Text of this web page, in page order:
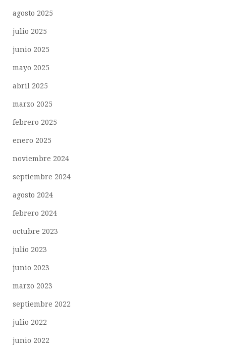
agosto 2025
julio 2025
junio 2025
mayo 2025
abril 2025
marzo 2025
febrero 2025
enero 2025
noviembre 2024
septiembre 2024
agosto 2024
febrero 2024
octubre 2023
julio 2023
junio 2023
marzo 2023
septiembre 2022
julio 2022
junio 2022